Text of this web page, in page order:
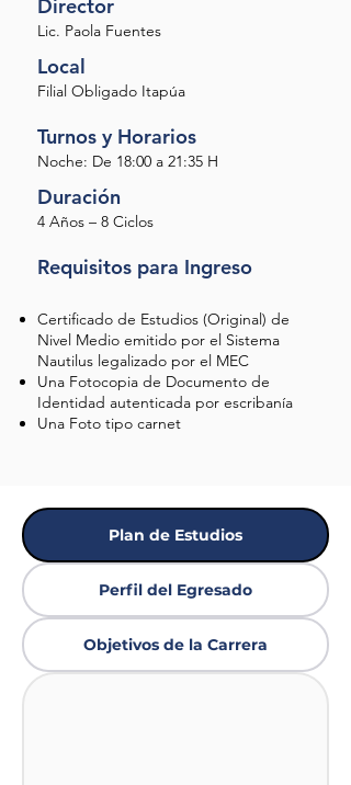
Director
Lic. Paola Fuentes
Local
Filial Obligado Itapúa
Turnos y Horarios
Noche: De 18:00 a 21:35 H
Duración
4 Años – 8 Ciclos
Requisitos para Ingreso
Certificado de Estudios (Original) de
Nivel Medio emitido por el Sistema
Nautilus legalizado por el MEC
Una Fotocopia de Documento de
Identidad autenticada por escribanía
Una Foto tipo carnet
Plan de Estudios
Perfil del Egresado
Objetivos de la Carrera